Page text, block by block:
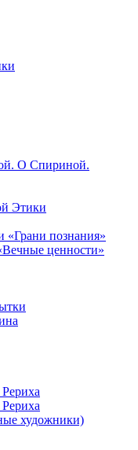
О Спириной.
Этики
«Грани познания»
ценности»
художники)